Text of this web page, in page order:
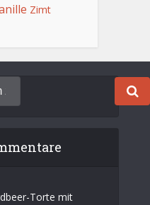
Zimt
Torte mit